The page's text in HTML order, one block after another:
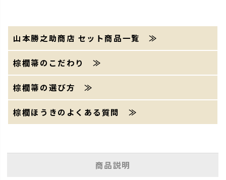
山本勝之助商店 セット商品一覧 ≫
棕櫚箒のこだわり ≫
棕櫚箒の選び方 ≫
棕櫚ほうきのよくある質問 ≫
商品説明